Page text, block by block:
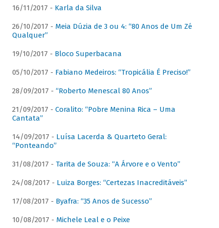
16/11/2017 - Karla da Silva
26/10/2017 - Meia Dúzia de 3 ou 4: “80 Anos de Um Zé
Qualquer”
19/10/2017 - Bloco Superbacana
05/10/2017 - Fabiano Medeiros: “Tropicália É Preciso!”
28/09/2017 - “Roberto Menescal 80 Anos”
21/09/2017 - Coralito: “Pobre Menina Rica – Uma
Cantata”
14/09/2017 - Luísa Lacerda & Quarteto Geral:
“Ponteando”
31/08/2017 - Tarita de Souza: “A Árvore e o Vento”
24/08/2017 - Luiza Borges: “Certezas Inacreditáveis”
17/08/2017 - Byafra: “35 Anos de Sucesso”
10/08/2017 - Michele Leal e o Peixe